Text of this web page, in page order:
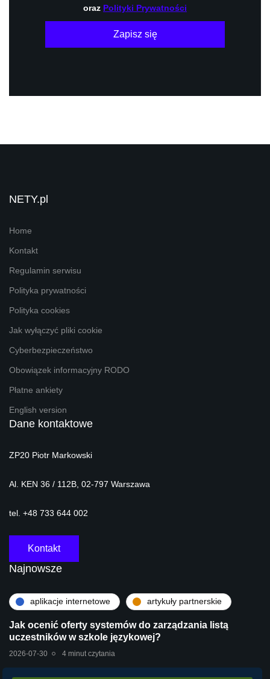
oraz Polityki Prywatności
Zapisz się
NETY.pl
Home
Kontakt
Regulamin serwisu
Polityka prywatności
Polityka cookies
Jak wyłączyć pliki cookie
Cyberbezpieczeństwo
Obowiązek informacyjny RODO
Płatne ankiety
English version
Dane kontaktowe
ZP20 Piotr Markowski
Al. KEN 36 / 112B, 02-797 Warszawa
tel. +48 733 644 002
Kontakt
Najnowsze
aplikacje internetowe artykuły partnerskie
Jak ocenić oferty systemów do zarządzania listą
uczestników w szkole językowej?
2026-07-30 4 minut czytania